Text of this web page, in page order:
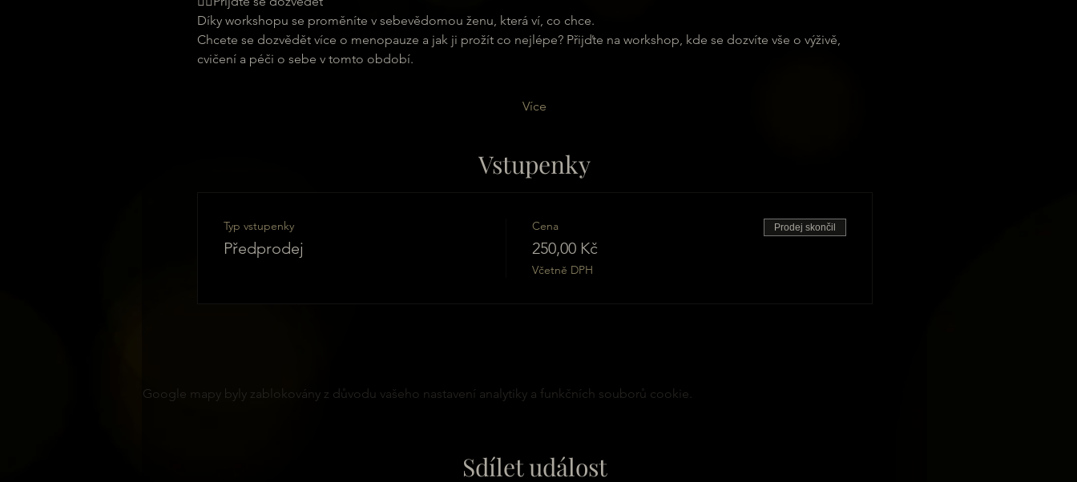
Díky workshopu se proměníte v sebevědomou ženu, která ví, co chce.
Chcete se dozvědět více o menopauze a jak ji prožít co nejlépe? Přijďte na workshop, kde se dozvíte vše o výživě,
cvičení a péči o sebe v tomto období.
Více
Vstupenky
Typ vstupenky
Předprodej
Cena
250,00 Kč
Včetně DPH
Prodej skončil
Google mapy byly zablokovány z důvodu vašeho nastavení analytiky a funkčních souborů cookie.
Sdílet událost